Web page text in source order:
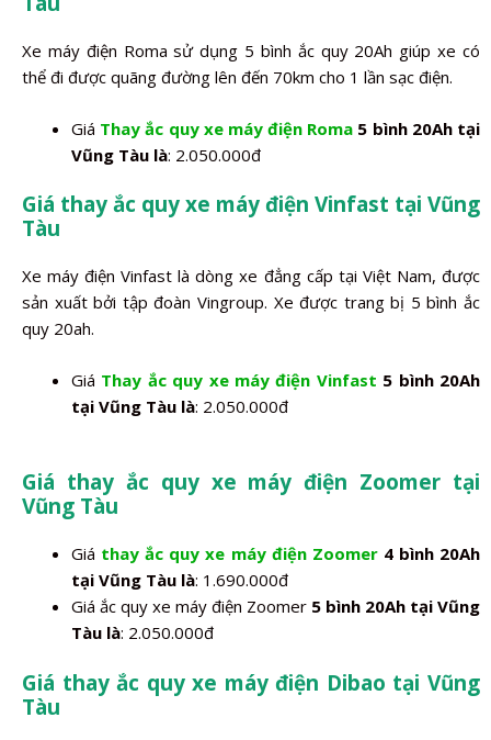
Xe máy điện Roma sử dụng 5 bình ắc quy 20Ah giúp xe có
thể đi được quãng đường lên đến 70km cho 1 lần sạc điện.
Giá Thay ắc quy xe máy điện Roma 5 bình 20Ah tại
Vũng Tàu là: 2.050.000đ
Giá thay ắc quy xe máy điện Vinfast tại Vũng
Tàu
Xe máy điện Vinfast là dòng xe đẳng cấp tại Việt Nam, được
sản xuất bởi tập đoàn Vingroup. Xe được trang bị 5 bình ắc
quy 20ah.
Giá Thay ắc quy xe máy điện Vinfast 5 bình 20Ah
tại Vũng Tàu là: 2.050.000đ
Giá thay ắc quy xe máy điện Zoomer tại
Vũng Tàu
Giá thay ắc quy xe máy điện Zoomer4 bình 20Ah
tại Vũng Tàu là: 1.690.000đ
Giá ắc quy xe máy điện Zoomer 5 bình 20Ah tại Vũng
Tàu là: 2.050.000đ
Giá thay ắc quy xe máy điện Dibao tại Vũng
Tàu